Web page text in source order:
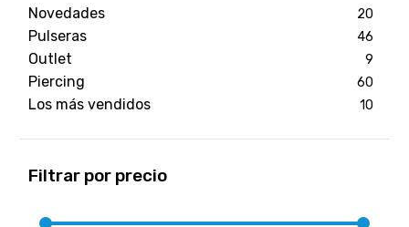
Novedades 20
Pulseras 46
Outlet 9
Piercing 60
Los más vendidos 10
Filtrar por precio